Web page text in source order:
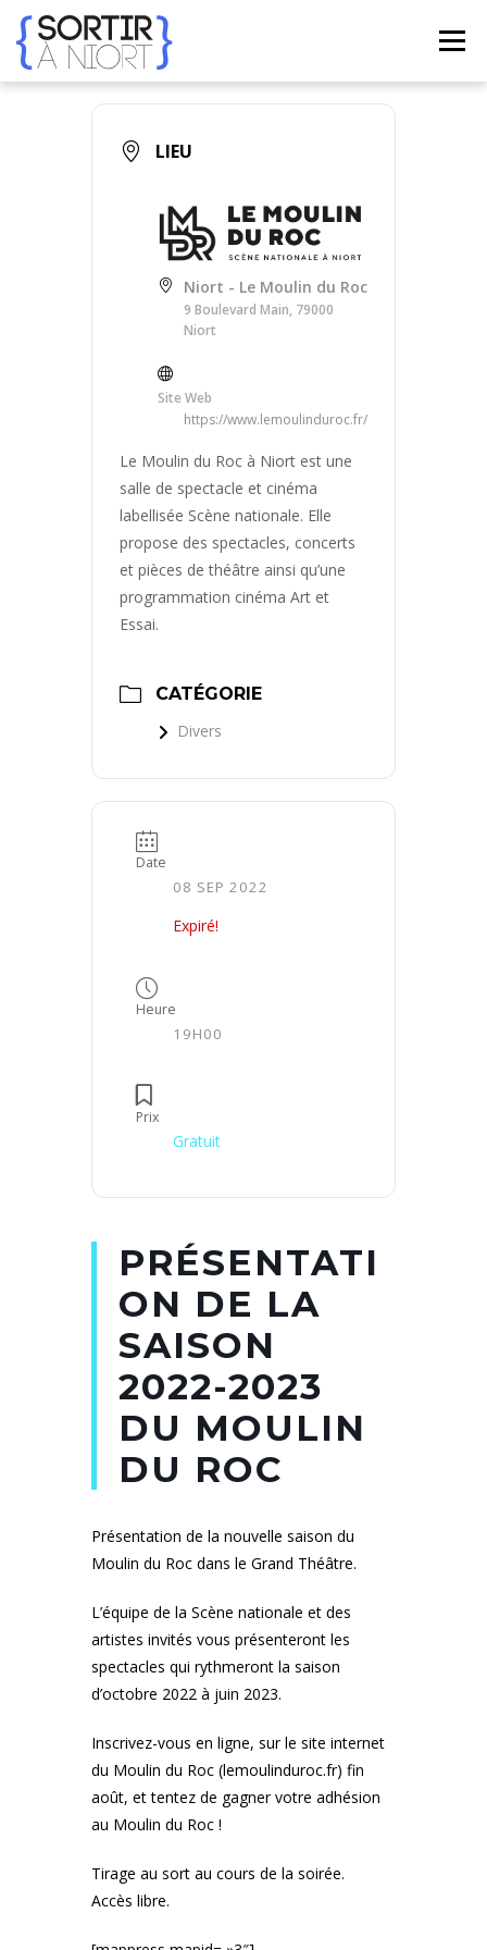
contenu
Menu
CONTACT
LIEU
Niort - Le Moulin du Roc
9 Boulevard Main, 79000
Niort
Site Web
https://www.lemoulinduroc.fr/
Le Moulin du Roc à Niort est une
salle de spectacle et cinéma
labellisée Scène nationale. Elle
propose des spectacles, concerts
et pièces de théâtre ainsi qu’une
programmation cinéma Art et
Essai.
CATÉGORIE
Divers
Date
08 SEP 2022
Expiré!
Heure
19H00
Prix
Gratuit
PRÉSENTATI
ON DE LA
SAISON
2022-2023
DU MOULIN
DU ROC
Présentation de la nouvelle saison du
Moulin du Roc dans le Grand Théâtre.
L’équipe de la Scène nationale et des
artistes invités vous présenteront les
spectacles qui rythmeront la saison
d’octobre 2022 à juin 2023.
Inscrivez-vous en ligne, sur le site internet
du Moulin du Roc (lemoulinduroc.fr) fin
août, et tentez de gagner votre adhésion
au Moulin du Roc !
Tirage au sort au cours de la soirée.
Accès libre.